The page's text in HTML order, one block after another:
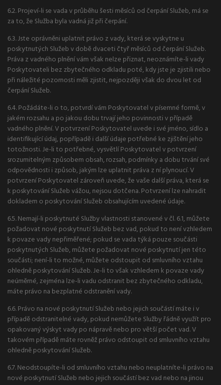
6.2. Projeví-li se vada v průběhu šesti měsíců od čerpání Služeb, má se
za to, že Služba byla vadná již při čerpání.
6.3. Jste oprávněni uplatnit právo z vady, která se vyskytne u
poskytnutých Služeb v době dvaceti čtyř měsíců od čerpání Služeb.
Práva z vadného plnění vám však nelze přiznat, neoznámíte-li vady
Poskytovateli bez zbytečného odkladu poté, kdy jste je zjistili nebo
při náležité pozornosti měli zjistit, nejpozději však do dvou let od
čerpání Služeb.
6.4. Požádáte-li o to, potvrdí vám Poskytovatel v písemné formě, v
jakém rozsahu a po jakou dobu trvají jeho povinnosti v případě
vadného plnění. V potvrzení Poskytovatel uvede i své jméno, sídlo a
identifikující údaj, popřípadě i další údaje potřebné ke zjištění jeho
totožnosti. Je-li to potřebné, vysvětlí Poskytovatel v potvrzení
srozumitelným způsobem obsah, rozsah, podmínky a dobu trvání své
odpovědnosti i způsob, jakým lze uplatnit práva z ní plynoucí. V
potvrzení Poskytovatel zároveň uvede, že vaše další práva, která se
k poskytování Služeb vážou, nejsou dotčena. Potvrzení lze nahradit
dokladem o poskytování Služeb obsahujícím uvedené údaje.
6.5. Nemají-li poskytnuté Služby vlastnosti stanovené v čl. 6.1, můžete
požadovat nové poskytnutí Služeb bez vad, pokud to není vzhledem
k povaze vady nepřiměřené; pokud se vada týká pouze součásti
poskytnutých Služeb, můžete požadovat nové poskytnutí jen této
součásti; není-li to možné, můžete odstoupit od smluvního vztahu
ohledně poskytování Služeb. Je-li to však vzhledem k povaze vady
neúměrné, zejména lze-li vadu odstranit bez zbytečného odkladu,
máte právo na bezplatné odstranění vady.
6.6. Právo na nové poskytnutí Služeb nebo jejich součástí máte i v
případě odstranitelné vady, pokud nemůžete Služby řádně využít pro
opakovaný výskyt vady po nápravě nebo pro větší počet vad. V
takovém případě máte rovněž právo odstoupit od smluvního vztahu
ohledně poskytování Služeb.
6.7. Neodstoupíte-li od smluvního vztahu nebo neuplatníte-li právo na
nové poskytnutí Služeb nebo jejich součástí bez vad nebo na jinou